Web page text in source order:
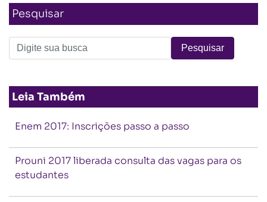
Pesquisar
Leia Também
Enem 2017: Inscrições passo a passo
Prouni 2017 liberada consulta das vagas para os
estudantes